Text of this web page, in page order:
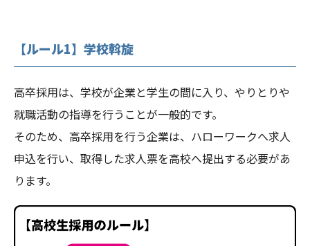
【ルール1】学校斡旋
高卒採用は、学校が企業と学生の間に入り、やりとりや
就職活動の指導を行うことが一般的です。
そのため、高卒採用を行う企業は、ハローワークへ求人
申込を行い、取得した求人票を高校へ提出する必要があ
ります。